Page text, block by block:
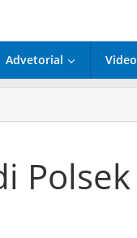
Advetorial Video
Polsek